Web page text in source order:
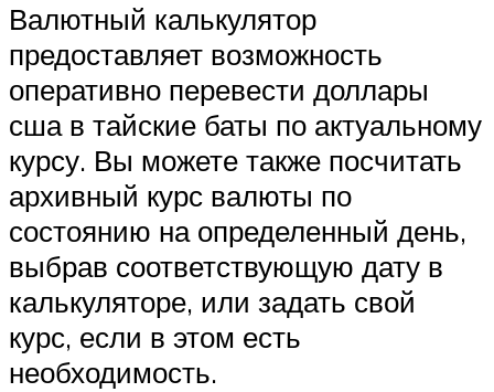
Валютный калькулятор
предоставляет возможность
оперативно перевести доллары
сша в тайские баты по актуальному
курсу. Вы можете также посчитать
архивный курс валюты по
состоянию на определенный день,
выбрав соответствующую дату в
калькуляторе, или задать свой
курс, если в этом есть
необходимость.